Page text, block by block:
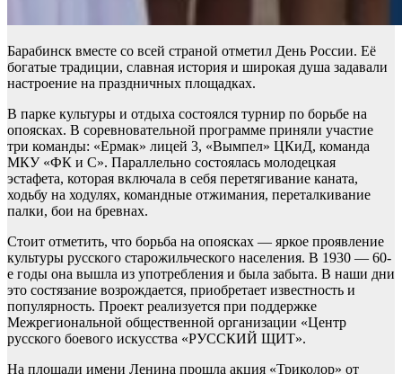
Барабинск вместе со всей страной отметил День России. Её
богатые традиции, славная история и широкая душа задавали
настроение на праздничных площадках.
В парке культуры и отдыха состоялся турнир по борьбе на
опоясках. В соревновательной программе приняли участие
три команды: «Ермак» лицей 3, «Вымпел» ЦКиД, команда
МКУ «ФК и С». Параллельно состоялась молодецкая
эстафета, которая включала в себя перетягивание каната,
ходьбу на ходулях, командные отжимания, переталкивание
палки, бои на бревнах.
Стоит отметить, что борьба на опоясках — яркое проявление
культуры русского старожильческого населения. В 1930 — 60-
е годы она вышла из употребления и была забыта. В наши дни
это состязание возрождается, приобретает известность и
популярность. Проект реализуется при поддержке
Межрегиональной общественной организации «Центр
русского боевого искусства «РУССКИЙ ЩИТ».
На площади имени Ленина прошла акция «Триколор» от